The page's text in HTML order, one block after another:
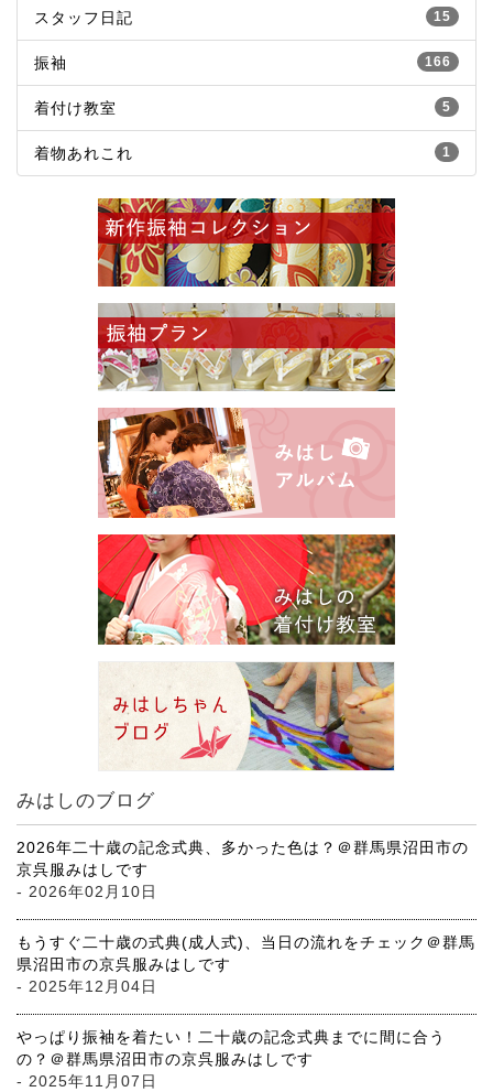
15
スタッフ日記
166
振袖
5
着付け教室
1
着物あれこれ
みはしのブログ
2026年二十歳の記念式典、多かった色は？＠群馬県沼田市の
京呉服みはしです
- 2026年02月10日
もうすぐ二十歳の式典(成人式)、当日の流れをチェック＠群馬
県沼田市の京呉服みはしです
- 2025年12月04日
やっぱり振袖を着たい！二十歳の記念式典までに間に合う
の？＠群馬県沼田市の京呉服みはしです
- 2025年11月07日